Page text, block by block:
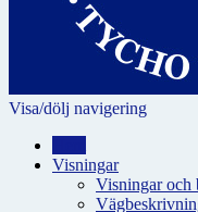
Visa/dölj navigering
Visningar
Visningar och